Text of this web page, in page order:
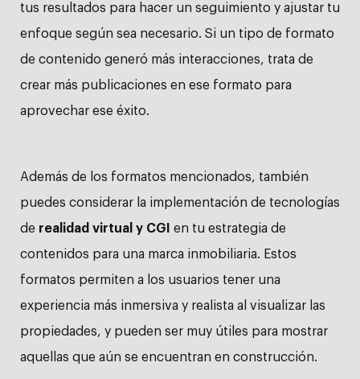
tus resultados para hacer un seguimiento y ajustar tu
enfoque según sea necesario. Si un tipo de formato
de contenido generó más interacciones, trata de
crear más publicaciones en ese formato para
aprovechar ese éxito.
Además de los formatos mencionados, también
puedes considerar la implementación de tecnologías
de realidad virtual y CGI
en tu estrategia de
contenidos para una marca inmobiliaria. Estos
formatos permiten a los usuarios tener una
experiencia más inmersiva y realista al visualizar las
propiedades, y pueden ser muy útiles para mostrar
aquellas que aún se encuentran en construcción.